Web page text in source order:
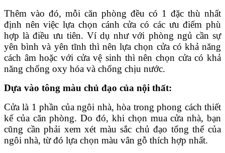
Thêm vào đó, mỗi căn phòng đều có 1 đặc thù nhất
định nên việc lựa chọn cánh cửa có các ưu điểm phù
hợp là điều ưu tiên. Ví dụ như với phòng ngủ cần sự
yên bình và yên tĩnh thì nên lựa chọn cửa có khả năng
cách âm hoặc với cửa vệ sinh thì nên chọn cửa có khả
năng chống oxy hóa và chống chịu nước.
Dựa vào tông màu chủ đạo của nội thất:
Cửa là 1 phần của ngôi nhà, hòa trong phong cách thiết
kế của căn phòng. Do đó, khi chọn mua cửa nhà, bạn
cũng cần phải xem xét màu sắc chủ đạo tổng thể của
ngôi nhà, từ đó lựa chọn màu vân gỗ thích hợp nhất.